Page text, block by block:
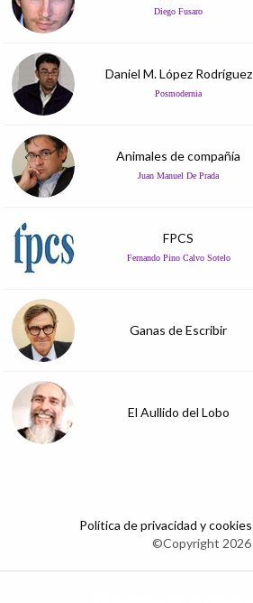
Diego Fusaro
Daniel M. López Rodríguez
Posmodernia
Animales de compañía
Juan Manuel De Prada
FPCS
Fernando Pino Calvo Sotelo
Ganas de Escribir
El Aullido del Lobo
Política de privacidad y cookies
©Copyright 2026